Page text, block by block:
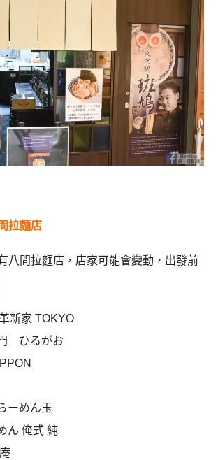
拉麵店
八間拉麵店，店家可能會變動，出發前
新家 TOKYO
ひるがお
ーめん玉
ん 俺式 純